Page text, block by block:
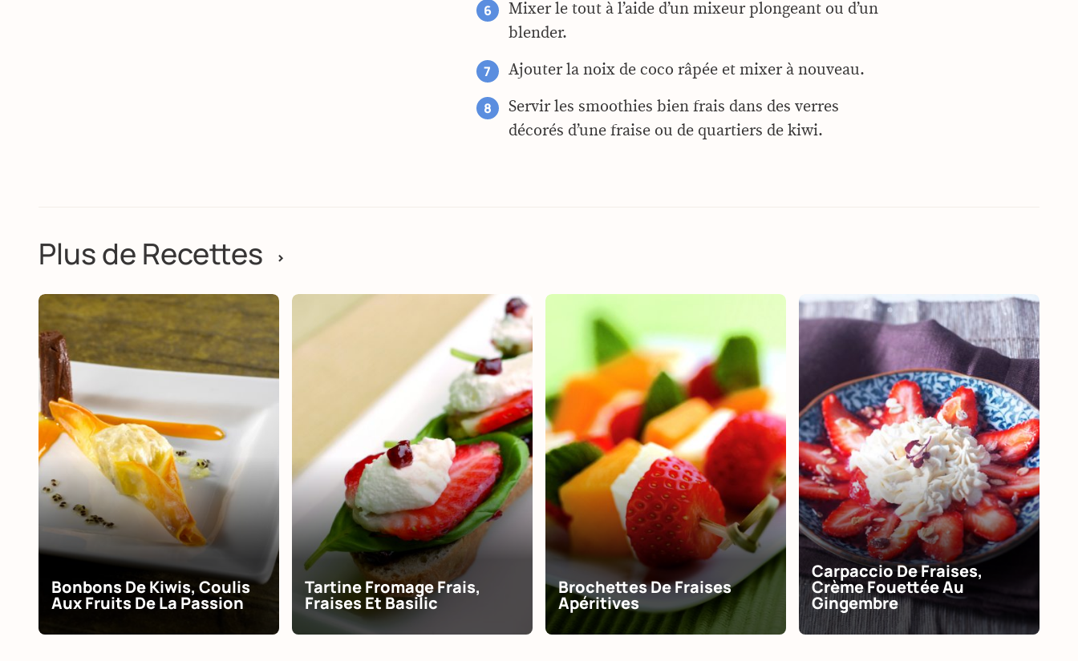
Mixer le tout à l’aide d’un mixeur plongeant ou d’un
blender.
Ajouter la noix de coco râpée et mixer à nouveau.
Servir les smoothies bien frais dans des verres
décorés d’une fraise ou de quartiers de kiwi.
Plus de Recettes >
Bonbons De Kiwis, Coulis
Aux Fruits De La Passion
Tartine Fromage Frais,
Fraises Et Basilic
Brochettes De Fraises
Apéritives
Carpaccio De Fraises,
Crème Fouettée Au
Gingembre